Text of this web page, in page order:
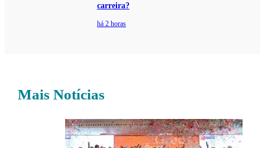
carreira?
há 2 horas
Mais Notícias